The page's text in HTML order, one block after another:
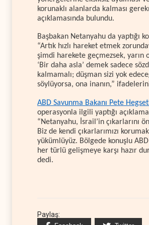
korunaklı alanlarda kalması
açıklamasında bulundu.
Başbakan Netanyahu da yaptığı
“Artık hızlı hareket etmek
şimdi harekete geçmezsek, yarın
‘Bir daha asla’ demek sadece
kalmamalı; düşman sizi yok
söylüyorsa, ona inanın,”
ABD Savunma Bakanı Pete
operasyonla ilgili yaptığı
“Netanyahu, İsrail’in çıkarlarını
Biz de kendi çıkarlarımızı
yükümlüyüz. Bölgede konuşlu
her türlü gelişmeye karşı hazır
dedi.
Paylaş: